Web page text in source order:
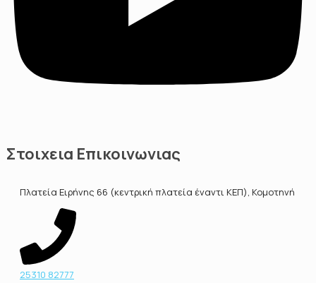
Στοιχεια Επικοινωνιας
Πλατεία Ειρήνης 66 (κεντρική πλατεία έναντι ΚΕΠ), Κομοτηνή
25310 82777